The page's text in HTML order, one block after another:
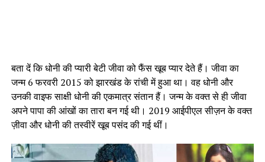
बता दें कि धोनी की प्यारी बेटी जीवा को फैंस खूब प्यार देते हैं। जीवा का
जन्म 6 फरवरी 2015 को झारखंड के रांची में हुआ था। वह धोनी और
उनकी वाइफ साक्षी धोनी की एकमात्र संतान हैं। जन्म के वक्त से ही जीवा
अपने पापा की आंखों का तारा बन गई थी। 2019 आईपीएल सीज़न के वक्त
ज़ीवा और धोनी की तस्वीरें खूब पसंद की गई थीं।